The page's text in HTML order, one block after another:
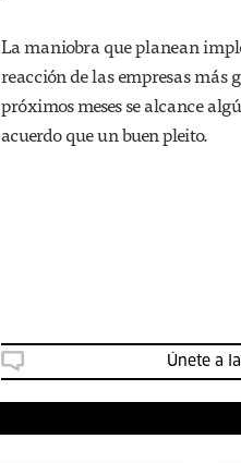
La maniobra que planean
reacción de las empresas más
próximos meses se alcance
acuerdo que un buen pleito.
Únete a